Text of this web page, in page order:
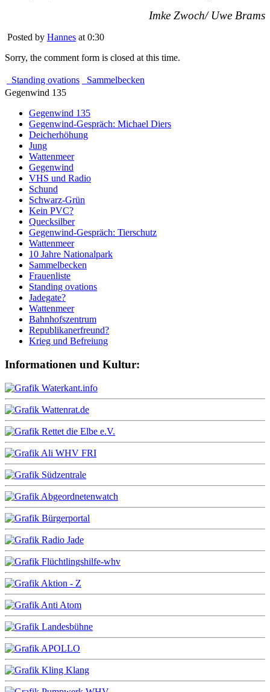
Imke Zwoch/ Uwe Brams
Posted by Hannes at 0:30
Sorry, the comment form is closed at this time.
Standing ovations
Sammelbecken
Gegenwind 135
Gegenwind 135
Gegenwind-Gespräch: Michael Diers
Deicherhöhung
Jung
Wattenmeer
Gegenwind
VHS und Radio
Schund
Schwarz-Grün
Kein PVC?
Quecksilber
Gegenwind-Gespräch: Tierschutz
Wattenmeer
10 Jahre Nationalpark
Sammelbecken
Frauenliste
Standing ovations
Jadegate?
Wattenmeer
Bahnhofszentrum
Republikanerfreund?
Krieg und Befreiung
Informationen und Kultur: